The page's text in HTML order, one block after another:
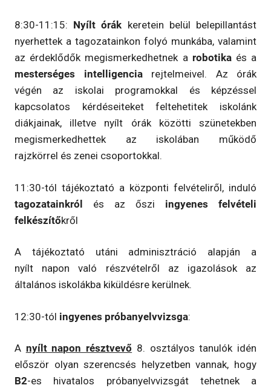
8:30-11:15: Nyílt órák keretein belül belepillantást
nyerhettek a tagozatainkon folyó munkába, valamint
az érdeklődők megismerkedhetnek a robotikaés a
mesterséges
intelligenciarejtelmeivel. Az órák
végén az iskolai programokkal és képzéssel
kapcsolatos kérdéseiteket feltehetitek iskolánk
diákjainak, illetve nyílt órák közötti szünetekben
megismerkedhettek az iskolában működő
rajzkörrel és zenei csoportokkal.
11:30-tól tájékoztató a központi felvételiről, induló
tagozatainkról és az őszi ingyenes
felvételi
felkészítőkről
A tájékoztató utáni adminisztráció alapján a
nyílt napon való részvételről az igazolások az
általános iskolákba kiküldésre kerülnek.
12:30-tól ingyenes próbanyelvvizsga:
A nyílt napon résztvevő 8. osztályos tanulók idén
először olyan szerencsés helyzetben vannak, hogy
B2-es hivatalos próbanyelvvizsgát tehetnek a